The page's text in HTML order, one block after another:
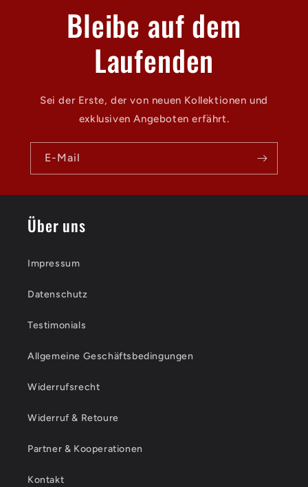
Bleibe auf dem
Laufenden
Sei der Erste, der von neuen Kollektionen und
exklusiven Angeboten erfährt.
E-Mail
Über uns
Impressum
Datenschutz
Testimonials
Allgemeine Geschäftsbedingungen
Widerrufsrecht
Widerruf & Retoure
Partner & Kooperationen
Kontakt